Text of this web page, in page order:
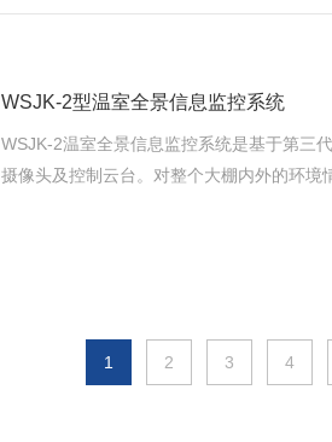
WSJK-2型温室全景信息监控系统
WSJK-2温室全景信息监控系统是基于第三
摄像头及控制云台。对整个大棚内外的环境
1 2 3 4